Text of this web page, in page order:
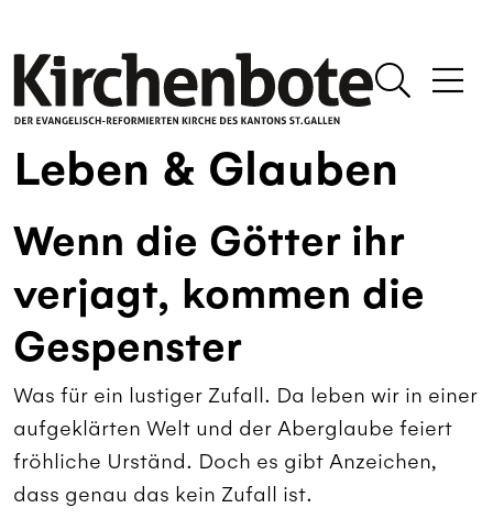
Leben & Glauben
Wenn die Götter ihr
verjagt, kommen die
Gespenster
Was für ein lustiger Zufall. Da leben wir in einer
aufgeklärten Welt und der Aberglaube feiert
fröhliche Urständ. Doch es gibt Anzeichen,
dass genau das kein Zufall ist.